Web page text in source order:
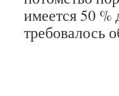
имеется 50 %
требовалось